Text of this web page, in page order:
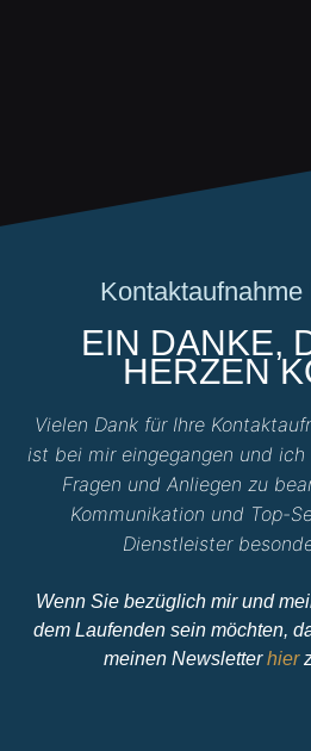
Kontaktaufnahme
EIN DANKE,
HERZEN
Vielen Dank für Ihre
ist bei mir eingegangen und
Fragen und Anliegen zu
Kommunikation und Top-
Dienstleister
Wenn Sie bezüglich mir und
dem Laufenden sein möchten,
meinen Newsletterhier